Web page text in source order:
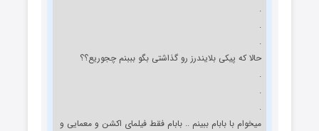
.
.
.
‌حالا که پیکی بلایندرز رو گذاشتی بگو بببنم چجوریع؟؟
.
.
.
میخوام با بابام ببینم .. بابام فقط فیلمای اکشن و معمایی و